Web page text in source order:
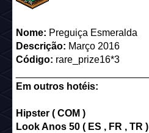
Nome: Preguiça Esmeralda
Descrição: Março 2016
Código: rare_prize16*3
Em outros hotéis:
Hipster ( COM )
Look Anos 50 ( ES , FR , TR )